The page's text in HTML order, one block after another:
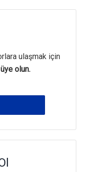
ulaşmak için
olun.